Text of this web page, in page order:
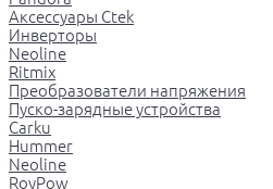
Аксессуары Ctek
Инверторы
Neoline
Ritmix
Преобразователи напряжения
Пуско-зарядные устройства
Carku
Hummer
Neoline
RoyPow